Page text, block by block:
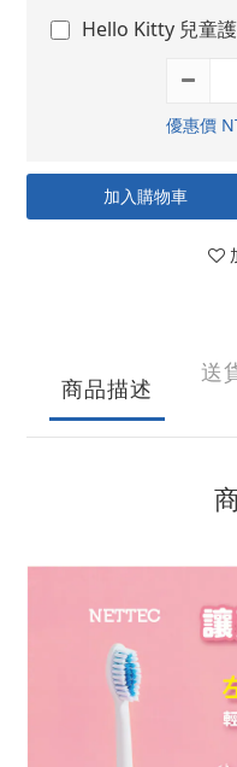
Hello Kitty 兒童
優惠價
加入購物車
商品描述
送